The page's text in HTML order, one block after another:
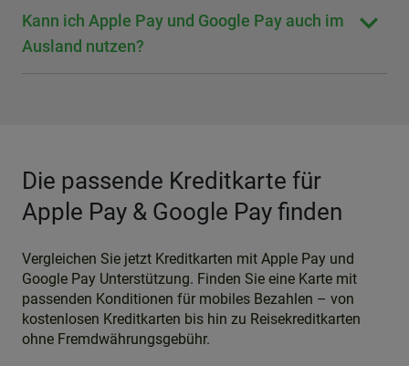
Kann ich Apple Pay und Google Pay auch im
Ausland nutzen?
Die passende Kreditkarte für
Apple Pay & Google Pay finden
Vergleichen Sie jetzt Kreditkarten mit Apple Pay und
Google Pay Unterstützung. Finden Sie eine Karte mit
passenden Konditionen für mobiles Bezahlen – von
kostenlosen Kreditkarten bis hin zu Reisekreditkarten
ohne Fremdwährungsgebühr.